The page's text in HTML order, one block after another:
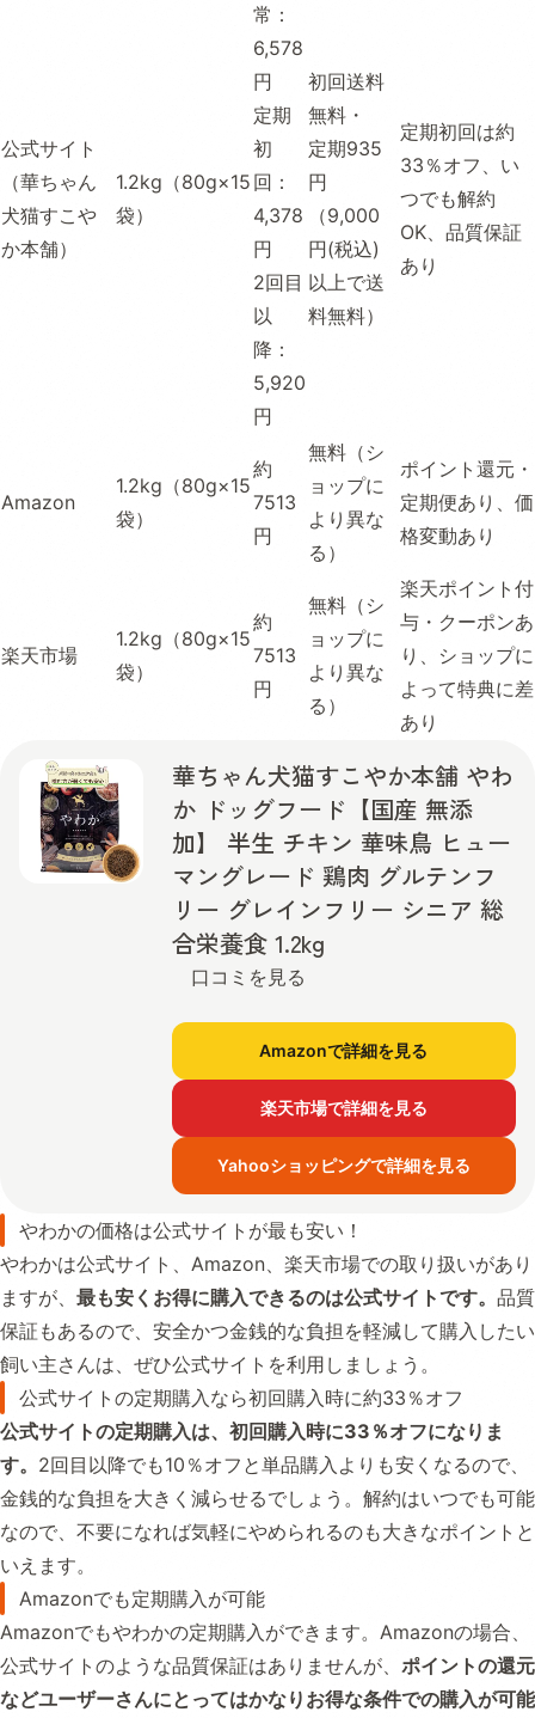
公式サイト
（華ちゃん
犬猫すこや
か本舗）
1.2kg（80g×15
袋）
常：
6,578
円
定期
初
回：
4,378
円
2回目
以
降：
5,920
円
初回送料
無料・
定期935
円
（9,000
円(税込)
以上で送
料無料）
定期初回は約
33％オフ、い
つでも解約
OK、品質保証
あり
Amazon
1.2kg（80g×15
袋）
約
7513
円
無料（シ
ョップに
より異な
る）
ポイント還元・
定期便あり、価
格変動あり
楽天市場
1.2kg（80g×15
袋）
約
7513
円
無料（シ
ョップに
より異な
る）
楽天ポイント付
与・クーポンあ
り、ショップに
よって特典に差
あり
華ちゃん犬猫すこやか本舗 やわ
か ドッグフード【国産 無添
加】 半生 チキン 華味鳥 ヒュー
マングレード 鶏肉 グルテンフ
リー グレインフリー シニア 総
合栄養食 1.2kg
口コミを見る
Amazonで詳細を見る
楽天市場で詳細を見る
Yahooショッピングで詳細を見る
やわかの価格は公式サイトが最も安い！
やわかは公式サイト、Amazon、楽天市場での取り扱いがあり
ますが、 最も安くお得に購入できるのは公式サイトです。 品質
保証もあるので、安全かつ金銭的な負担を軽減して購入したい
飼い主さんは、ぜひ公式サイトを利用しましょう。
公式サイトの定期購入なら初回購入時に約33％オフ
公式サイトの定期購入は、初回購入時に33％オフになりま
す。 2回目以降でも10％オフと単品購入よりも安くなるので、
金銭的な負担を大きく減らせるでしょう。解約はいつでも可能
なので、不要になれば気軽にやめられるのも大きなポイントと
いえます。
Amazonでも定期購入が可能
Amazonでもやわかの定期購入ができます。Amazonの場合、
公式サイトのような品質保証はありませんが、 ポイントの還元
などユーザーさんにとってはかなりお得な条件での購入が可能